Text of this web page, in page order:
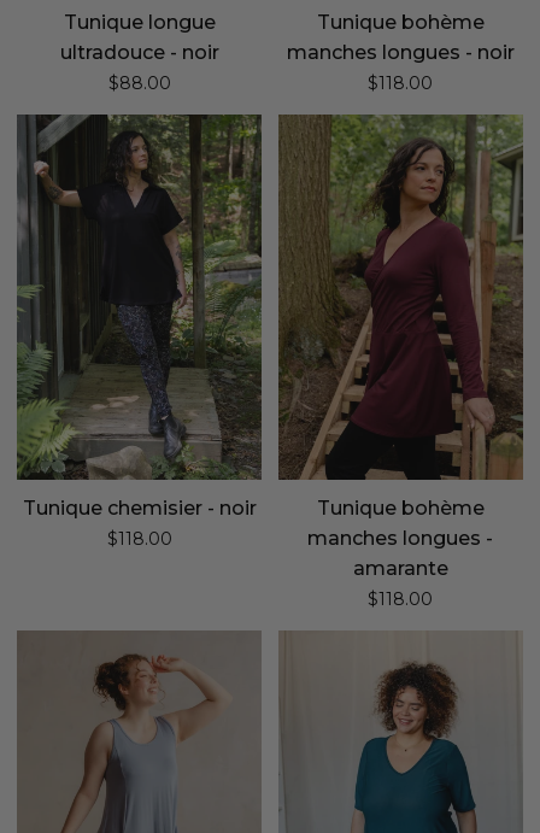
Tunique longue
ultradouce - noir
$88.00
Tunique bohème
manches longues - noir
$118.00
Tunique
chemisier
noir
Tunique chemisier - noir
$118.00
Tunique
bohème
manches
longues
amarante
Tunique bohème
manches longues -
amarante
$118.00
ultradouce